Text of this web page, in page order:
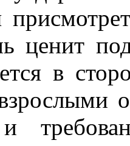
ценит
в